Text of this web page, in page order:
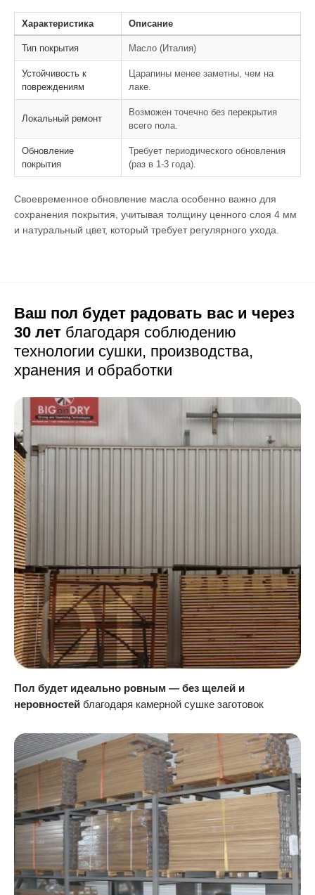
Характеристика Описание
Тип покрытия Масло (Италия)
Устойчивость к
повреждениям
Царапины менее заметны, чем на
лаке.
Локальный ремонт
Возможен точечно без перекрытия
всего пола.
Обновление
покрытия
Требует периодического обновления
(раз в 1-3 года).
Своевременное обновление масла особенно важно для
сохранения покрытия, учитывая толщину ценного слоя 4 мм
и натуральный цвет, который требует регулярного ухода.
Ваш пол будет радовать вас и через
30 лет благодаря соблюдению
технологии сушки, производства,
хранения и обработки
Пол будет идеально ровным — без щелей и
неровностей благодаря камерной сушке заготовок